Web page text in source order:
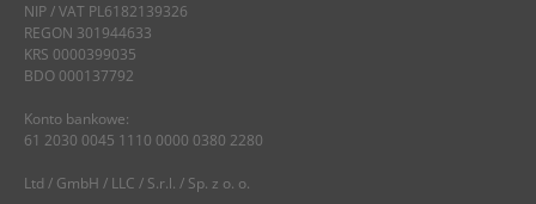
NIP / VAT PL6182139326
REGON 301944633
KRS 0000399035
BDO 000137792
Konto bankowe:
61 2030 0045 1110 0000 0380 2280
Ltd / GmbH / LLC / S.r.l. / Sp. z o. o.